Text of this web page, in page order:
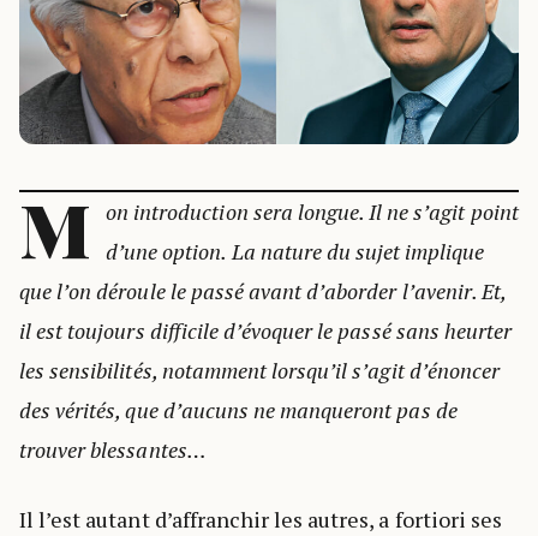
M on introduction sera longue. Il ne s’agit point
d’une option. La nature du sujet implique
que l’on déroule le passé avant d’aborder l’avenir. Et,
il est toujours difficile d’évoquer le passé sans heurter
les sensibilités, notamment lorsqu’il s’agit d’énoncer
des vérités, que d’aucuns ne manqueront pas de
trouver blessantes…
Il l’est autant d’affranchir les autres, a fortiori ses